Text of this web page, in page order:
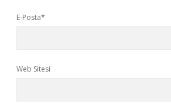
E-Posta*
Web Sitesi